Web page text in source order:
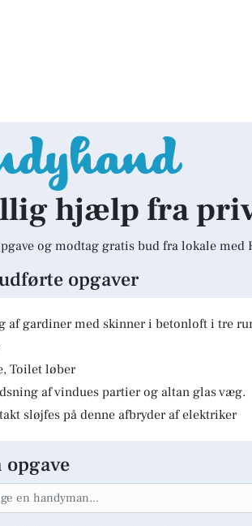
hjælp fra
og modtag gratis bud fra lokale med
opgaver
af gardiner med skinner i betonloft i tre
Toilet løber
af vindues partier og altan glas væg.
sløjfes på denne afbryder af elektriker
opgave